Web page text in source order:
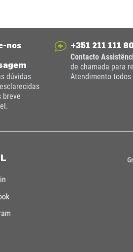
nos
dúvidas
breve
+351 211 111
Contacto
de chamada para
Atendimento todos